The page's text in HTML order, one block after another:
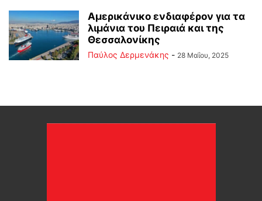
Αμερικάνικο ενδιαφέρον για τα
λιμάνια του Πειραιά και της
Θεσσαλονίκης
Παύλος Δερμενάκης - 28 Μαΐου, 2025